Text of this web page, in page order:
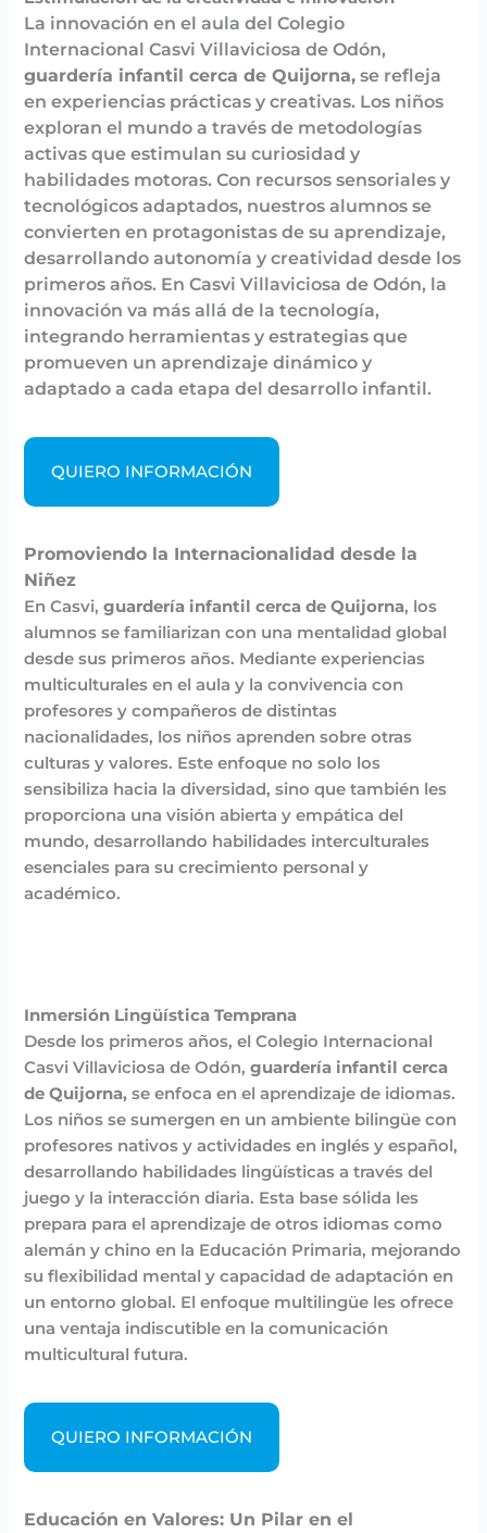
La innovación en el aula del Colegio
Internacional Casvi Villaviciosa de Odón,
guardería infantil cerca de Quijorna, se refleja
en experiencias prácticas y creativas. Los niños
exploran el mundo a través de metodologías
activas que estimulan su curiosidad y
habilidades motoras. Con recursos sensoriales y
tecnológicos adaptados, nuestros alumnos se
convierten en protagonistas de su aprendizaje,
desarrollando autonomía y creatividad desde los
primeros años. En Casvi Villaviciosa de Odón, la
innovación va más allá de la tecnología,
integrando herramientas y estrategias que
promueven un aprendizaje dinámico y
adaptado a cada etapa del desarrollo infantil.
QUIERO INFORMACIÓN
Promoviendo la Internacionalidad desde la
Niñez
En Casvi,guardería infantil cerca de Quijorna, los
alumnos se familiarizan con una mentalidad global
desde sus primeros años. Mediante experiencias
multiculturales en el aula y la convivencia con
profesores y compañeros de distintas
nacionalidades, los niños aprenden sobre otras
culturas y valores. Este enfoque no solo los
sensibiliza hacia la diversidad, sino que también les
proporciona una visión abierta y empática del
mundo, desarrollando habilidades interculturales
esenciales para su crecimiento personal y
académico.
Inmersión Lingüística Temprana
Desde los primeros años, el Colegio Internacional
Casvi Villaviciosa de Odón,guardería infantil cerca
de Quijorna, se enfoca en el aprendizaje de idiomas.
Los niños se sumergen en un ambiente bilingüe con
profesores nativos y actividades en inglés y español,
desarrollando habilidades lingüísticas a través del
juego y la interacción diaria. Esta base sólida les
prepara para el aprendizaje de otros idiomas como
alemán y chino en la Educación Primaria, mejorando
su flexibilidad mental y capacidad de adaptación en
un entorno global. El enfoque multilingüe les ofrece
una ventaja indiscutible en la comunicación
multicultural futura.
QUIERO INFORMACIÓN
Educación en Valores: Un Pilar en el